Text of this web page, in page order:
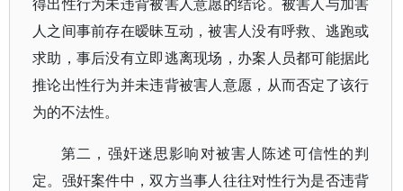
人之间事前存在暧昧互动，被害人没有呼救、逃跑或
求助，事后没有立即逃离现场，办案人员都可能据此
推论出性行为并未违背被害人意愿，从而否定了该行
为的不法性。
第二，强奸迷思影响对被害人陈述可信性的判
定。强奸案件中，双方当事人往往对性行为是否违背